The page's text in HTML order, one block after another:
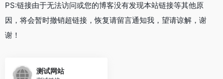
PS:链接由于无法访问或您的博客没有发现本站链接等其他原
因，将会暂时撤销超链接，恢复请留言通知我，望请谅解，谢
谢！
测试网站